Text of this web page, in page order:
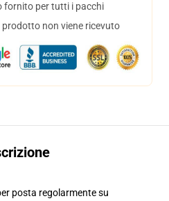
fornito per tutti i pacchi
non viene ricevuto
posta regolarmente su